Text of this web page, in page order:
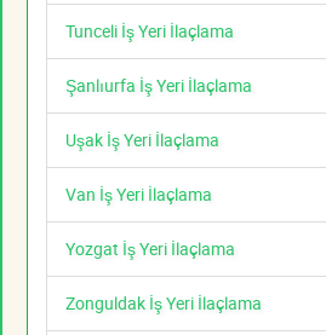
Tunceli İş Yeri İlaçlama
Şanlıurfa İş Yeri İlaçlama
Uşak İş Yeri İlaçlama
Van İş Yeri İlaçlama
Yozgat İş Yeri İlaçlama
Zonguldak İş Yeri İlaçlama